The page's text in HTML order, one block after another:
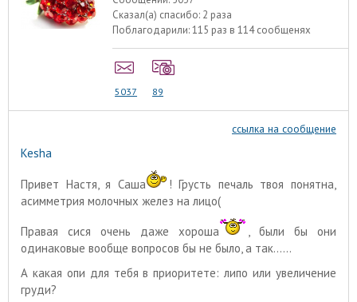
Сказал(а) спасибо: 2 раза
Поблагодарили:115 раз в 114 сообщенях
5037 89
ссылка на сообщение
Kesha
Привет Настя, я Саша
! Грусть печаль твоя понятна,
асимметрия молочных желез на лицо(
Правая сися очень даже хороша
, были бы они
одинаковые вообще вопросов бы не было, а так......
А какая опи для тебя в приоритете: липо или увеличение
груди?